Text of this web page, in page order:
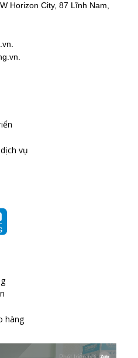
Horizon City, 87 Lĩnh Nam,
vụ
hàng